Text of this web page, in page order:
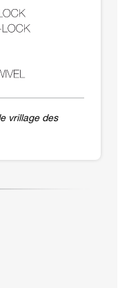
vrillage des